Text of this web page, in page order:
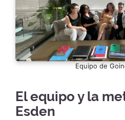
Equipo de
El equipo y la
Esden